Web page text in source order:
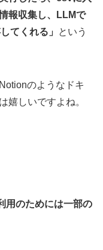
報収集し、LLMで
てくれる」
という
のようなドキ
嬉しいですよね。
用のためには一部の